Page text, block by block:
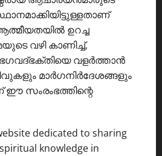
ഉറച്ച
വഴി കാണിച്ച്,
വളർത്താൻ
മാർഗനിർദേശങ്ങളും
സംരംഭത്തിന്റെ
dedicated to sharing
knowledge in